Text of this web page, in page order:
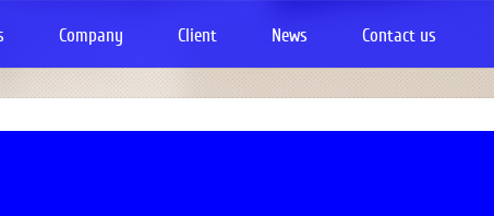
Company Client News Contact us